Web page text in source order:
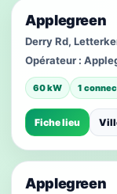
Applegreen
Derry Rd,
Opérateur :
60 kW 1
Fiche lieu
Applegreen